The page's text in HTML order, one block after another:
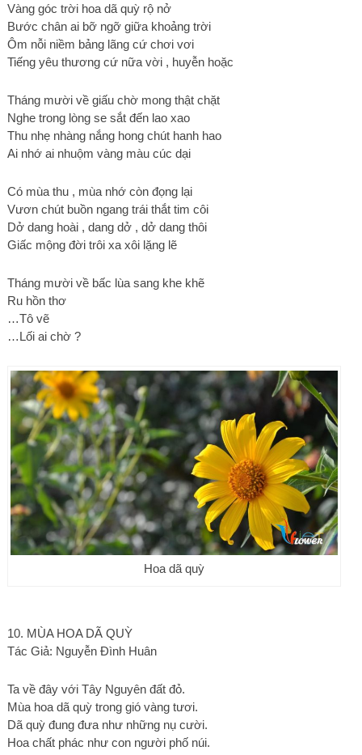
Vàng góc trời hoa dã quỳ rộ nở
Bước chân ai bỡ ngỡ giữa khoảng trời
Ôm nỗi niềm bảng lãng cứ chơi vơi
Tiếng yêu thương cứ nữa vời , huyễn hoặc
Tháng mười về giấu chờ mong thật chặt
Nghe trong lòng se sắt đến lao xao
Thu nhẹ nhàng nắng hong chút hanh hao
Ai nhớ ai nhuộm vàng màu cúc dại
Có mùa thu , mùa nhớ còn đọng lại
Vươn chút buồn ngang trái thắt tim côi
Dở dang hoài , dang dở , dở dang thôi
Giấc mộng đời trôi xa xôi lặng lẽ
Tháng mười về bấc lùa sang khe khẽ
Ru hồn thơ
…Tô vẽ
…Lối ai chờ ?
Hoa dã quỳ
10. MÙA HOA DÃ QUỲ
Tác Giả: Nguyễn Đình Huân
Ta về đây với Tây Nguyên đất đỏ.
Mùa hoa dã quỳ trong gió vàng tươi.
Dã quỳ đung đưa như những nụ cười.
Hoa chất phác như con người phố núi.